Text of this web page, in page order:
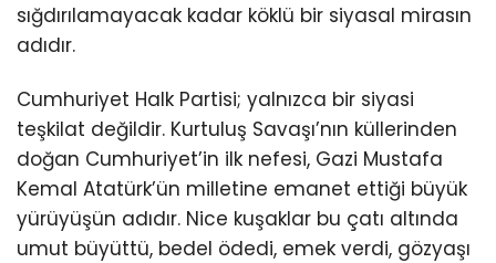
sığdırılamayacak kadar köklü bir siyasal mirasın
adıdır.
Cumhuriyet Halk Partisi; yalnızca bir siyasi
teşkilat değildir. Kurtuluş Savaşı’nın küllerinden
doğan Cumhuriyet’in ilk nefesi, Gazi Mustafa
Kemal Atatürk’ün milletine emanet ettiği büyük
yürüyüşün adıdır. Nice kuşaklar bu çatı altında
umut büyüttü, bedel ödedi, emek verdi, gözyaşı